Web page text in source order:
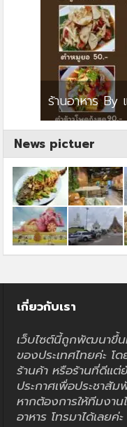
ร้านอาหาร By
News pictuer
เกี่ยวกับเรา
เว็บไซต์นี้ถูกพัฒนาขึ้
ของประเทศไทยค่ะ โ
ร้านค้า หรือร้านที่ดีแต่
ประกาศเพื่อประชาสั
หากต้องการให้ทีมงา
อาหาร โทรมาได้เลย